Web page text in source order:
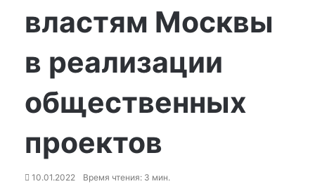
властям Москвы
в реализации
общественных
проектов
10.01.2022 Время чтения: 3 мин.